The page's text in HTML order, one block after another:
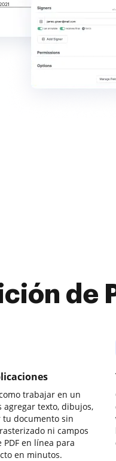
de
trabajar en un
agregar texto, dibujos,
tu documento sin
ni campos
en línea para
en minutos.